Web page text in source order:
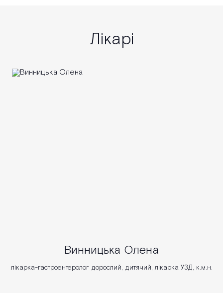
Лікарі
Винницька Олена
лікарка-гастроентеролог дорослий, дитячий, лікарка УЗД, к.м.н.